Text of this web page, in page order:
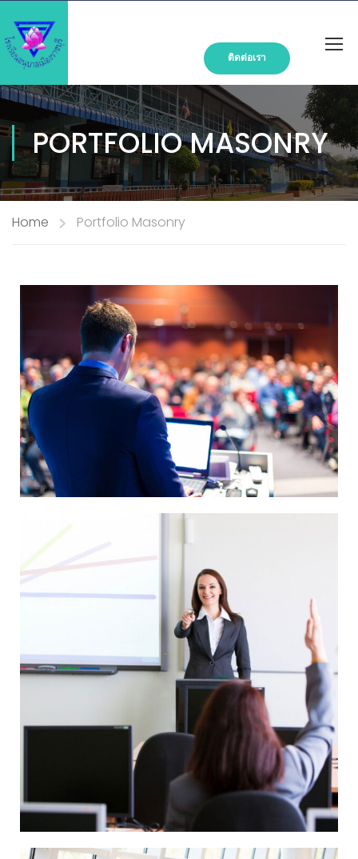
ติดต่อเรา
PORTFOLIO MASONRY
Home Portfolio Masonry